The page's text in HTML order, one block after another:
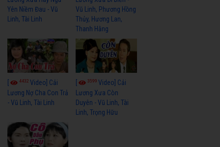
Yên Niềm Đau - Vũ
Linh, Tài Linh
Vũ Linh, Phương Hồng
Thủy, Hương Lan,
Thanh Hằng
4432 Video] Cải
Lương Nợ Cha Con Trả
- Vũ Linh, Tài Linh
3599Video] Cải
Lương Xưa Còn
Duyên - Vũ Linh, Tài
Linh, Trọng Hữu